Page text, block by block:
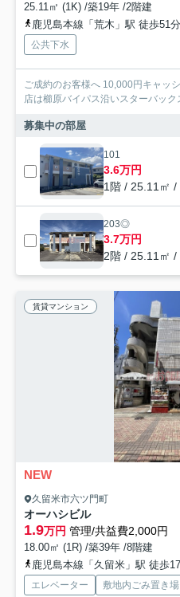
25.11㎡ (1K) /築19年 /2階建
鹿児島本線「荒木」駅 徒歩51分
公共下水
ご成約のお客様へ 10,000円キャッ
店は櫛原バイパス沿いスターバッ
募集中の部屋
101
3.6万円
1階 / 25.11㎡ /
203◎
3.7万円
2階 / 25.11㎡ /
賃貸マンション
NEW
久留米市六ツ門町
オーハシビル
1.9万円 管理/共益費2,000円
18.00㎡ (1R) /築39年 /8階建
鹿児島本線「久留米」駅 徒歩
エレベーター 敷地内ごみ置き場